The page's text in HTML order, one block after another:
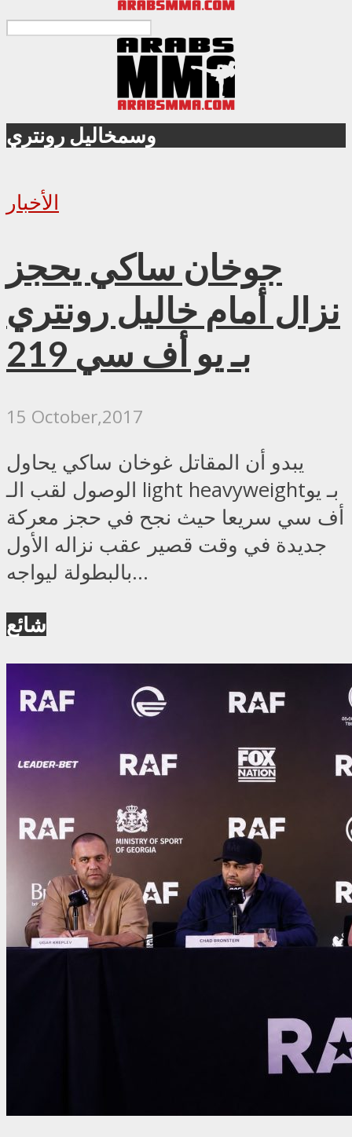
وسمخاليل رونتري
الأخبار
جوخان ساكي يحجز
نزال أمام خاليل رونتري
بـ يو أف سي 219
15 October,2017
يبدو أن المقاتل غوخان ساكي يحاول
الوصول لقب الـ light heavyweightبـ يو
أف سي سريعا حيث نجح في حجز معركة
جديدة في وقت قصير عقب نزاله الأول
بالبطولة ليواجه...
شائع